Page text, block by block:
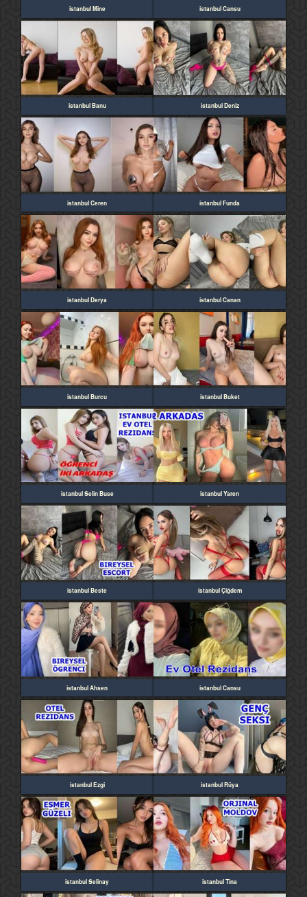
istanbul Mine istanbul Cansu
istanbul Banu istanbul Deniz
istanbul Ceren istanbul Funda
istanbul Derya istanbul Canan
istanbul Burcu istanbul Buket
istanbul Selin Buse istanbul Yaren
istanbul Beste istanbul Çiğdem
istanbul Ahsen istanbul Cansu
istanbul Ezgi istanbul Rüya
istanbul Selinay istanbul Tina